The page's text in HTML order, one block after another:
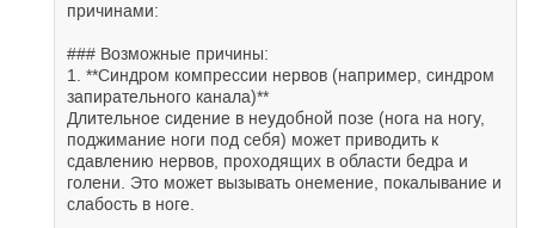
причинами:
### Возможные причины:
1. **Синдром компрессии нервов (например, синдром
запирательного канала)**
Длительное сидение в неудобной позе (нога на ногу,
поджимание ноги под себя) может приводить к
сдавлению нервов, проходящих в области бедра и
голени. Это может вызывать онемение, покалывание и
слабость в ноге.